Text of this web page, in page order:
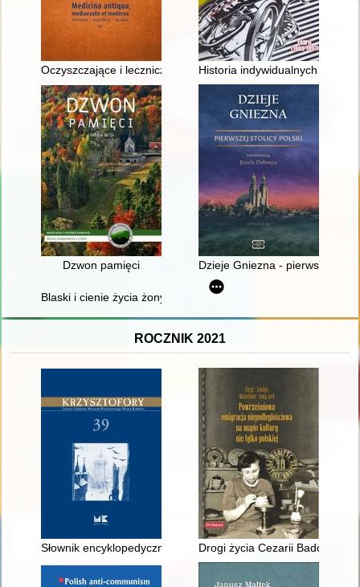
Oczyszczające i lecznicze właściwości wody w świetle
Historia indywidualnych
Dzwon pamięci Dzieje Gniezna - pierwszej
Blaski i cienie życia żony uczonego..." : o emancypacji,
ROCZNIK 2021
Słownik encyklopedyczny muzeologii - recenzja]
Drogi życia Cezarii Badouin